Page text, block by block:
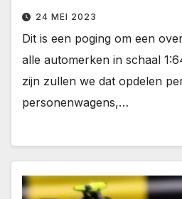
24 MEI 2023
Dit is een poging om een
alle automerken in schaal
zijn zullen we dat opdelen
personenwagens,…